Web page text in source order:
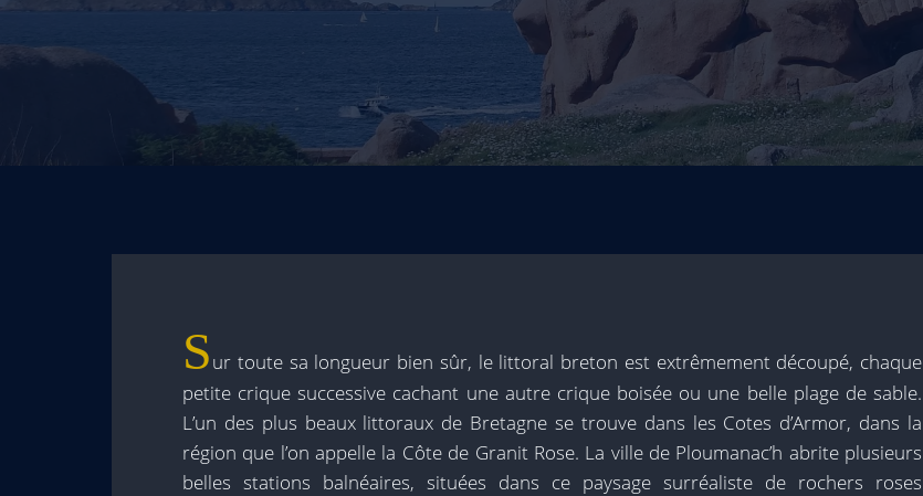
Sur toute sa longueur bien sûr, le littoral breton est extrêmement découpé, chaque
petite crique successive cachant une autre crique boisée ou une belle plage de sable.
L’un des plus beaux littoraux de Bretagne se trouve dans les Cotes d’Armor, dans la
région que l’on appelle la Côte de Granit Rose. La ville de Ploumanac’h abrite plusieurs
belles stations balnéaires, situées dans ce paysage surréaliste de rochers roses